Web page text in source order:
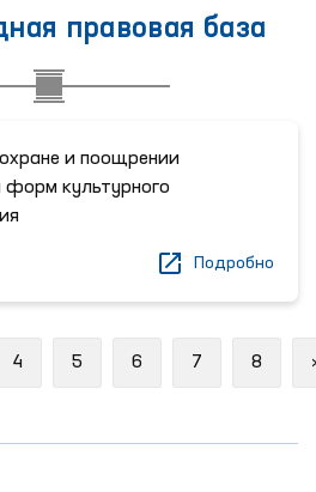
правовая база
и поощрении
форм культурного
Подробно
4 5 6 7 8